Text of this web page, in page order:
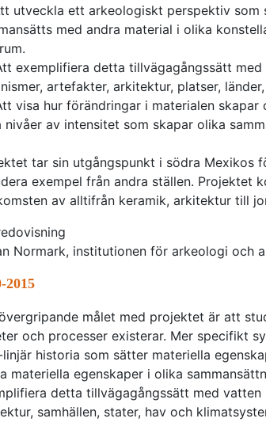
utveckla ett arkeologiskt perspektiv som
med andra material i olika
exemplifiera detta tillvägagångssätt
artefakter, arkitektur, platser,
visa hur förändringar i materialen
nivåer av intensitet som skapar olika
tar sin utgångspunkt i södra Mexikos
exempel från andra ställen. Projektet
av alltifrån keramik, arkitektur till
Normark, institutionen för arkeologi och
2015
målet med projektet är att
och processer existerar. Mer specifikt
historia som sätter materiella
materiella egenskaper i olika
detta tillvägagångssätt med
samhällen, stater, hav och